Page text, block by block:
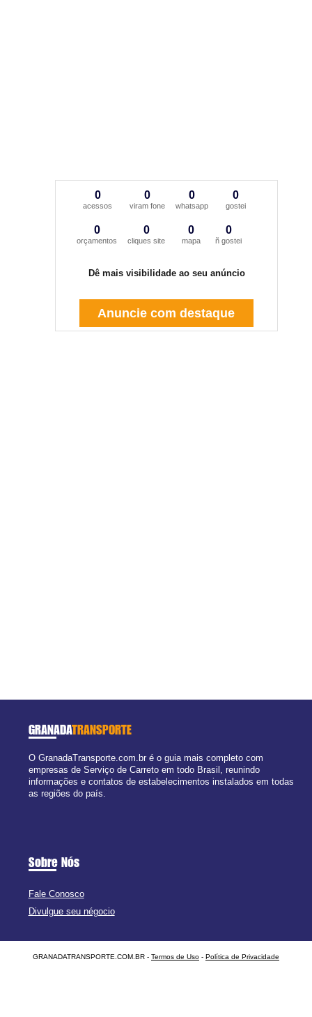
0
acessos
0
viram fone
0
whatsapp
0
gostei
0
orçamentos
0
cliques site
0
mapa
0
ñ gostei
Dê mais visibilidade ao seu anúncio
Anuncie com destaque
GRANADATRANSPORTE
O GranadaTransporte.com.br é o guia mais completo com
empresas de Serviço de Carreto em todo Brasil, reunindo
informações e contatos de estabelecimentos instalados em todas
as regiões do país.
Sobre Nós
Fale Conosco
Divulgue seu négocio
GRANADATRANSPORTE.COM.BR - Termos de Uso - Política de Privacidade